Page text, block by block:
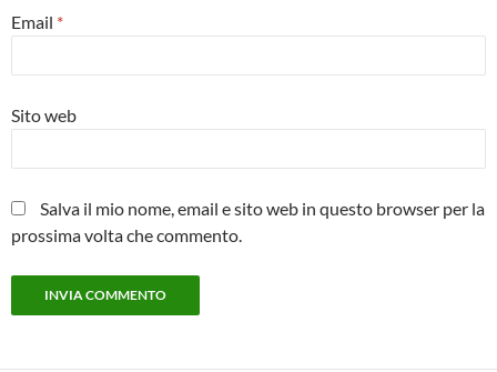
Email *
Sito web
Salva il mio nome, email e sito web in questo browser per la
prossima volta che commento.